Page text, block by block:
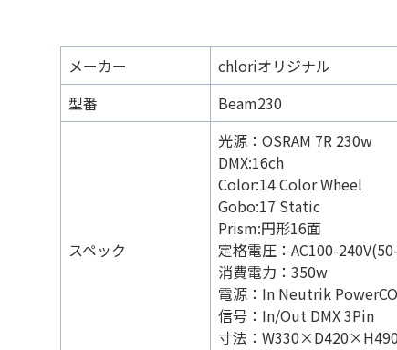
メーカー
chloriオリジナル
型番
Beam230
スペック
光源：OSRAM 7R 230w
DMX:16ch
Color:14 Color Wheel
Gobo:17 Static
Prism:円形16面
定格電圧：AC100-
消費電力：350w
電源：In Neutrik
信号：In/Out DMX 3Pin
寸法：